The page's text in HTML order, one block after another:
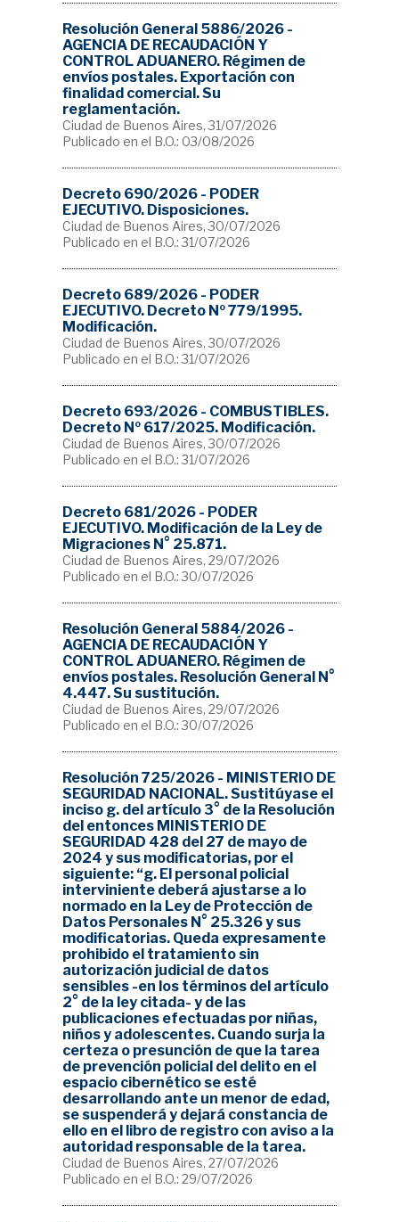
Resolución General 5886/2026 -
AGENCIA DE RECAUDACIÓN Y
CONTROL ADUANERO. Régimen de
envíos postales. Exportación con
finalidad comercial. Su
reglamentación.
Ciudad de Buenos Aires, 31/07/2026
Publicado en el B.O.: 03/08/2026
Decreto 690/2026 - PODER
EJECUTIVO. Disposiciones.
Ciudad de Buenos Aires, 30/07/2026
Publicado en el B.O.: 31/07/2026
Decreto 689/2026 - PODER
EJECUTIVO. Decreto Nº 779/1995.
Modificación.
Ciudad de Buenos Aires, 30/07/2026
Publicado en el B.O.: 31/07/2026
Decreto 693/2026 - COMBUSTIBLES.
Decreto Nº 617/2025. Modificación.
Ciudad de Buenos Aires, 30/07/2026
Publicado en el B.O.: 31/07/2026
Decreto 681/2026 - PODER
EJECUTIVO. Modificación de la Ley de
Migraciones N° 25.871.
Ciudad de Buenos Aires, 29/07/2026
Publicado en el B.O.: 30/07/2026
Resolución General 5884/2026 -
AGENCIA DE RECAUDACIÓN Y
CONTROL ADUANERO. Régimen de
envíos postales. Resolución General N°
4.447. Su sustitución.
Ciudad de Buenos Aires, 29/07/2026
Publicado en el B.O.: 30/07/2026
Resolución 725/2026 - MINISTERIO DE
SEGURIDAD NACIONAL. Sustitúyase el
inciso g. del artículo 3° de la Resolución
del entonces MINISTERIO DE
SEGURIDAD 428 del 27 de mayo de
2024 y sus modificatorias, por el
siguiente: “g. El personal policial
interviniente deberá ajustarse a lo
normado en la Ley de Protección de
Datos Personales N° 25.326 y sus
modificatorias. Queda expresamente
prohibido el tratamiento sin
autorización judicial de datos
sensibles -en los términos del artículo
2° de la ley citada- y de las
publicaciones efectuadas por niñas,
niños y adolescentes. Cuando surja la
certeza o presunción de que la tarea
de prevención policial del delito en el
espacio cibernético se esté
desarrollando ante un menor de edad,
se suspenderá y dejará constancia de
ello en el libro de registro con aviso a la
autoridad responsable de la tarea.
Ciudad de Buenos Aires, 27/07/2026
Publicado en el B.O.: 29/07/2026